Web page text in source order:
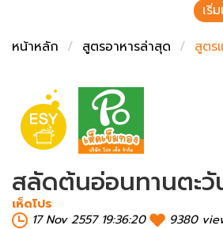
เริ่
หน้าหลัก
สูตรอาหารล่าสุด สูตร
สลัดต้นอ่อนทานตะ
เห็ดโปร
17 Nov 2557 19:36:20
9380